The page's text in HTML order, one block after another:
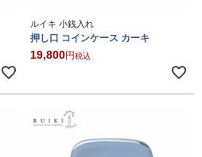
ルイキ 小銭入れ
押し口 コインケース カーキ
19,800 税込